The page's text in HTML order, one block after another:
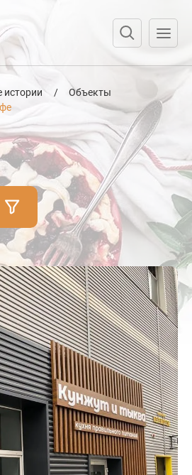
или Esc для отмены
истории /
Объекты